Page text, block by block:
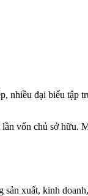
nhiều đại biểu tập
vốn chủ sở hữu.
xuất, kinh